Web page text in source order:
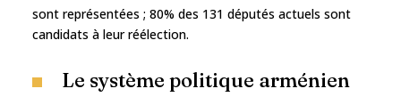
sont représentées ; 80% des 131 députés actuels sont
candidats à leur réélection.
Le système politique arménien